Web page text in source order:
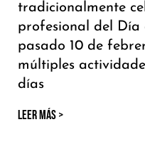
tradicionalmente
profesional del Día
pasado 10 de
múltiples
días
LEER MÁS >